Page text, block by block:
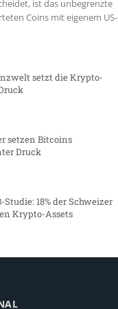
ist das unbegrenzte
Coins mit eigenem US-
setzt die Krypto-
setzen Bitcoins
Druck
18% der Schweizer
Krypto-Assets